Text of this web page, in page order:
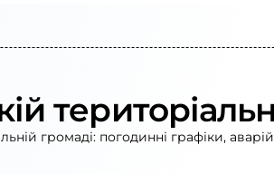
громаді: погодинні графіки,